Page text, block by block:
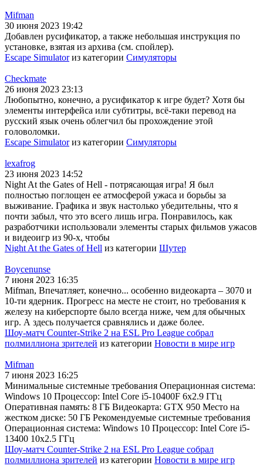
Mifman
30 июня 2023 19:42
Добавлен русификатор, а также небольшая инструкция по
установке, взятая из архива (см. спойлер).
Escape Simulatorиз категории Симуляторы
Checkmate
26 июня 2023 23:13
Любопытно, конечно, а русификатор к игре будет? Хотя бы
элементы интерфейса или субтитры, всё-таки перевод на
русский язык очень облегчил бы прохождение этой
головоломки.
Escape Simulatorиз категории Симуляторы
lexafrog
23 июня 2023 14:52
Night At the Gates of Hell - потрясающая игра! Я был
полностью поглощен ее атмосферой ужаса и борьбы за
выживание. Графика и звук настолько убедительны, что я
почти забыл, что это всего лишь игра. Понравилось, как
разработчики использовали элементы старых фильмов ужасов
и видеоигр из 90-х, чтобы
Night At the Gates of Hell из категории Шутер
Boycenunse
7 июня 2023 16:35
Mifman, Впечатляет, конечно... особенно видеокарта – 3070 и
10-ти ядерник. Прогресс на месте не стоит, но требования к
железу на киберспорте было всегда ниже, чем для обычных
игр. А здесь получается сравнялись и даже более.
Шоу-матч Counter-Strike 2 на ESL Pro League собрал
полмиллиона зрителей из категории Новости в мире игр
Mifman
7 июня 2023 16:25
Минимальные системные требования Операционная система:
Windows 10 Процессор: Intel Core i5-10400F 6x2.9 ГГц
Оперативная память: 8 ГБ Видеокарта: GTX 950 Место на
жестком диске: 50 ГБ Рекомендуемые системные требования
Операционная система: Windows 10 Процессор: Intel Core i5-
13400 10x2.5 ГГц
Шоу-матч Counter-Strike 2 на ESL Pro League собрал
полмиллиона зрителей из категории Новости в мире игр